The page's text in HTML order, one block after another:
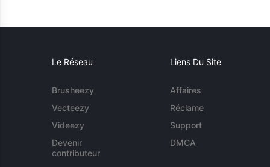
Le Réseau
Brusheezy
Vecteezy
Videezy
Devenir
contributeur
Liens Du Site
Affaires
Réclame
Support
DMCA